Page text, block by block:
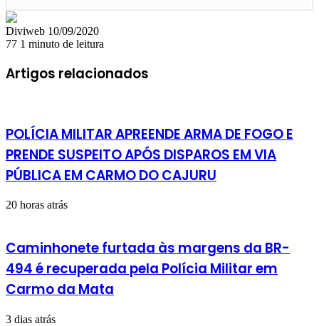
Diviweb Mande
um
mail
10/09/2020
77 1 minuto de leitura
Artigos relacionados
POLÍCIA MILITAR APREENDE ARMA DE FOGO E
PRENDE SUSPEITO APÓS DISPAROS EM VIA
PÚBLICA EM CARMO DO CAJURU
20 horas atrás
Caminhonete furtada às margens da BR-
494 é recuperada pela Polícia Militar em
Carmo da Mata
3 dias atrás